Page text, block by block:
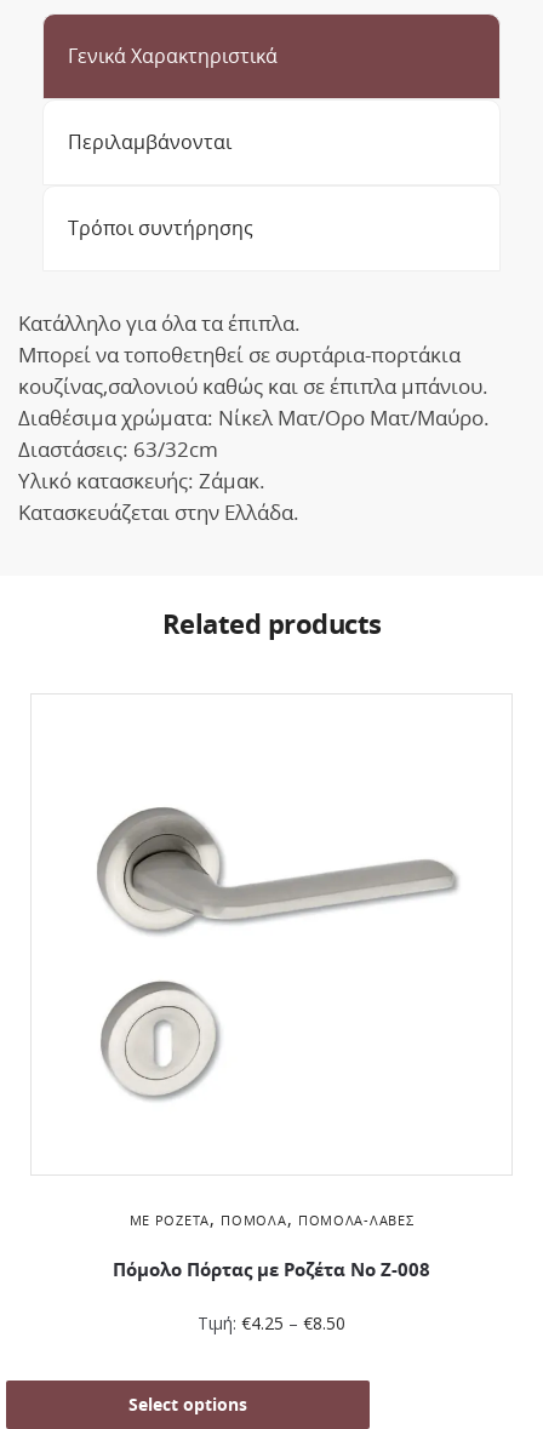
Γενικά Χαρακτηριστικά
Περιλαμβάνονται
Τρόποι συντήρησης
Κατάλληλο για όλα τα έπιπλα.
Μπορεί να τοποθετηθεί σε συρτάρια-πορτάκια
κουζίνας,σαλονιού καθώς και σε έπιπλα μπάνιου.
Διαθέσιμα χρώματα: Νίκελ Ματ/Ορο Ματ/Μαύρο.
Διαστάσεις: 63/32cm
Υλικό κατασκευής: Ζάμακ.
Κατασκευάζεται στην Ελλάδα.
Related products
ΜΕ ΡΟΖΈΤΑ, ΠΌΜΟΛΑ, ΠΌΜΟΛΑ-ΛΑΒΈΣ
Πόμολο Πόρτας με Ροζέτα No Ζ-008
Τιμή: €4.25 – €8.50
Select options